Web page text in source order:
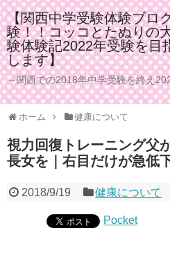
【関西中学受験体験ブロ
験！！コッコとたぬりの
験体験記2022年受験を目
します】
～関西での2018年中学受験を終え
ホーム 健康について
視力回復トレーニング父
長女を｜右目だけが急低
2018/9/19 健康について
Pocket